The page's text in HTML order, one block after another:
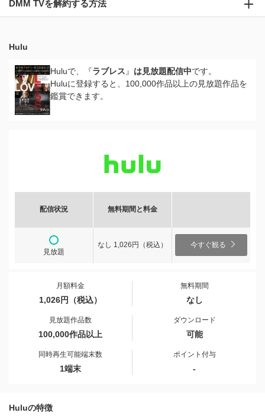
DMM TVを解約する方法
Hulu
Huluで、『ラブレス 』 は見放題配信中です。
Huluに登録すると、100,000作品以上の見放題作品を
鑑賞できます。
配信状況 無料期間と料金
見放題
なし 1,026円（税込） 今すぐ観る
月額料金
1,026円（税込）
無料期間
なし
見放題作品数
100,000作品以上
ダウンロード
可能
同時再生可能端末数
1端末
ポイント付与
-
Huluの特徴